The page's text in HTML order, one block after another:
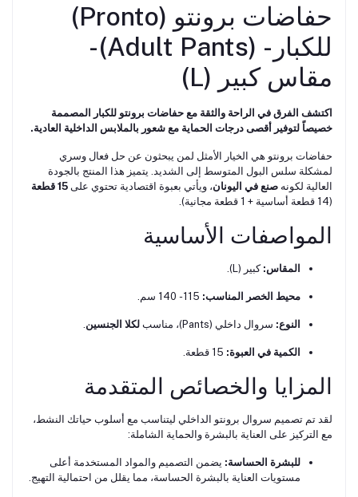
حفاضات برونتو (Pronto)
للكبار - (Adult Pants) -
مقاس كبير (L)
اكتشف الفرق في الراحة والثقة مع حفاضات برونتو للكبار المصممة
خصيصاً لتوفير أقصى درجات الحماية مع شعور بالملابس الداخلية العادية.
حفاضات برونتو هي الخيار الأمثل لمن يبحثون عن حل فعال وسري
لمشكلة سلس البول المتوسط إلى الشديد. يتميز هذا المنتج بالجودة
العالية لكونه صنع في اليونان، ويأتي بعبوة اقتصادية تحتوي على 15 قطعة
(14 قطعة أساسية + 1 قطعة مجانية).
المواصفات الأساسية
المقاس: كبير (L).
محيط الخصر المناسب:
النوع: سروال داخلي (Pants)، مناسب لكلا الجنسين
الكمية في العبوة:
المزايا والخصائص المتقدمة
لقد تم تصميم سروال برونتو الداخلي ليتناسب مع أسلوب حياتك النشط،
مع التركيز على العناية بالبشرة والحماية الشاملة:
للبشرة الحساسة: يضمن التصميم والمواد المستخدمة أعلى
مستويات العناية بالبشرة الحساسة، مما يقلل من احتمالية التهيج.